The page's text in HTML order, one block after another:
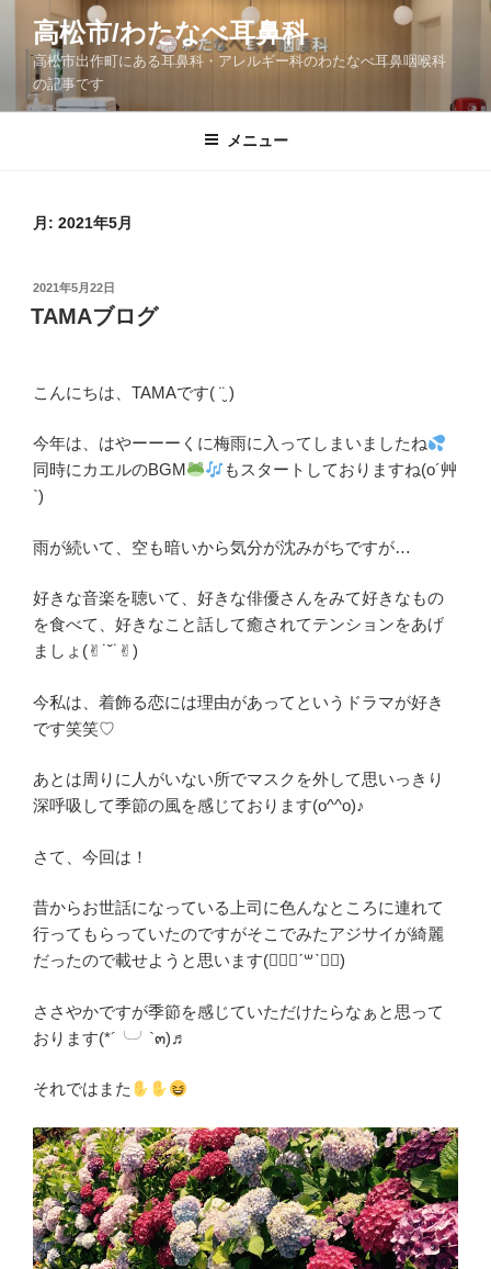
ツ
高松市/わたなべ耳鼻科
高松市出作町にある耳鼻科・アレルギー科のわたなべ耳鼻咽喉科
の記事です
メニュー
月: 2021年5月
投
稿
日:
2021年5月22日
TAMAブログ
こんにちは、TAMAです( ¨̮ )
今年は、はやーーーくに梅雨に入ってしまいましたね
同時にカエルのBGM
もスタートしておりますね(o´艸
`)
雨が続いて、空も暗いから気分が沈みがちですが…
好きな音楽を聴いて、好きな俳優さんをみて好きなもの
を食べて、好きなこと話して癒されてテンションをあげ
ましょ(✌︎˙˘˙✌︎)
今私は、着飾る恋には理由があってというドラマが好き
です笑笑♡
あとは周りに人がいない所でマスクを外して思いっきり
深呼吸して季節の風を感じております(o^^o)♪
さて、今回は！
昔からお世話になっている上司に色んなところに連れて
行ってもらっていたのですがそこでみたアジサイが綺麗
だったので載せようと思います(๑⃙⃘ˊ꒳​ˋ๑⃙)
ささやかですが季節を感じていただけたらなぁと思って
おります(*´╰╯`๓)♬
それではまた